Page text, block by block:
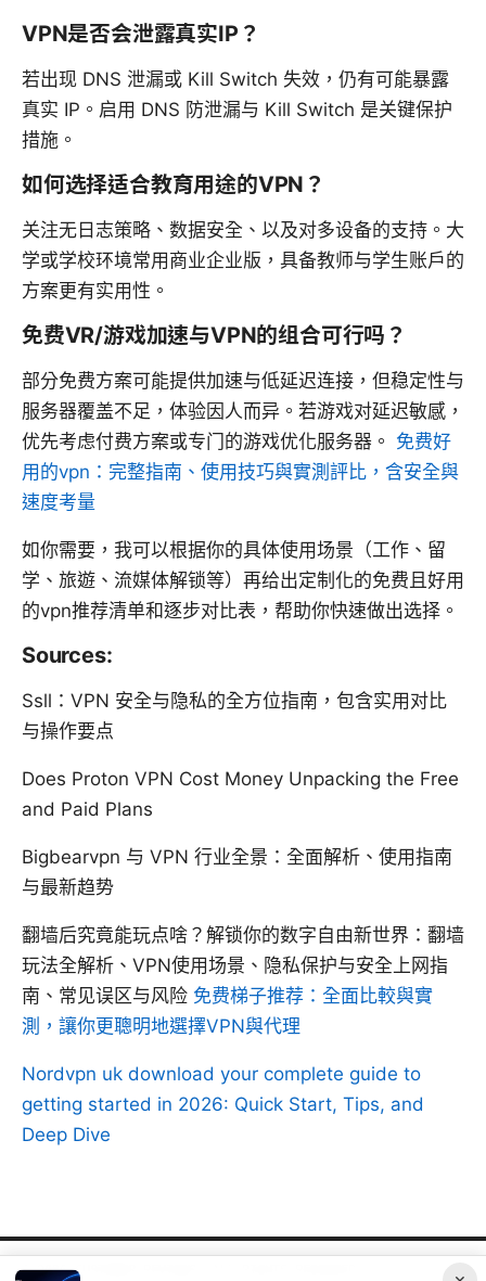
VPN是否会泄露真实IP？
若出现 DNS 泄漏或 Kill Switch 失效，仍有可能暴露
真实 IP。启用 DNS 防泄漏与 Kill Switch 是关键保护
措施。
如何选择适合教育用途的VPN？
关注无日志策略、数据安全、以及对多设备的支持。大
学或学校环境常用商业企业版，具备教师与学生账户的
方案更有实用性。
免费VR/游戏加速与VPN的组合可行吗？
部分免费方案可能提供加速与低延迟连接，但稳定性与
服务器覆盖不足，体验因人而异。若游戏对延迟敏感，
优先考虑付费方案或专门的游戏优化服务器。 免费好
用的vpn：完整指南、使用技巧與實測評比，含安全與
速度考量
如你需要，我可以根据你的具体使用场景（工作、留
学、旅遊、流媒体解锁等）再给出定制化的免费且好用
的vpn推荐清单和逐步对比表，帮助你快速做出选择。
Sources:
Ssll：VPN 安全与隐私的全方位指南，包含实用对比
与操作要点
Does Proton VPN Cost Money Unpacking the Free
and Paid Plans
Bigbearvpn 与 VPN 行业全景：全面解析、使用指南
与最新趋势
翻墙后究竟能玩点啥？解锁你的数字自由新世界：翻墙
玩法全解析、VPN使用场景、隐私保护与安全上网指
南、常见误区与风险 免费梯子推荐：全面比較與實
測，讓你更聰明地選擇VPN與代理
Nordvpn uk download your complete guide to
getting started in 2026: Quick Start, Tips, and
Deep Dive
© 2026 CUSTOMER REVIEWS. ALL RIGHTS RESERVED.